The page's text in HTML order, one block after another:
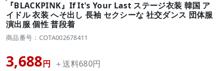
『BLACKPINK』If It's Your Last ステージ衣装 韓国 ア
イドル 衣装 へそ出し 長袖 セクシーな 社交ダンス 団体服
演出服 個性 普段着
商品番号：COTA002678411
3,688円 ＋送料680円